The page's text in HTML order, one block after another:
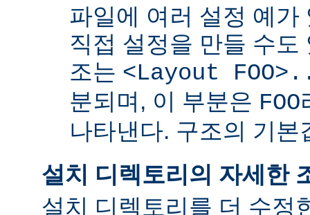
파일에 여러 설정 예가
직접 설정을 만들 수도
조는 <Layout
분되며, 이 부분은 FOO
나타낸다. 구조의 기
설치 디렉토리의 자세한
설치 디렉토리를 더 수정